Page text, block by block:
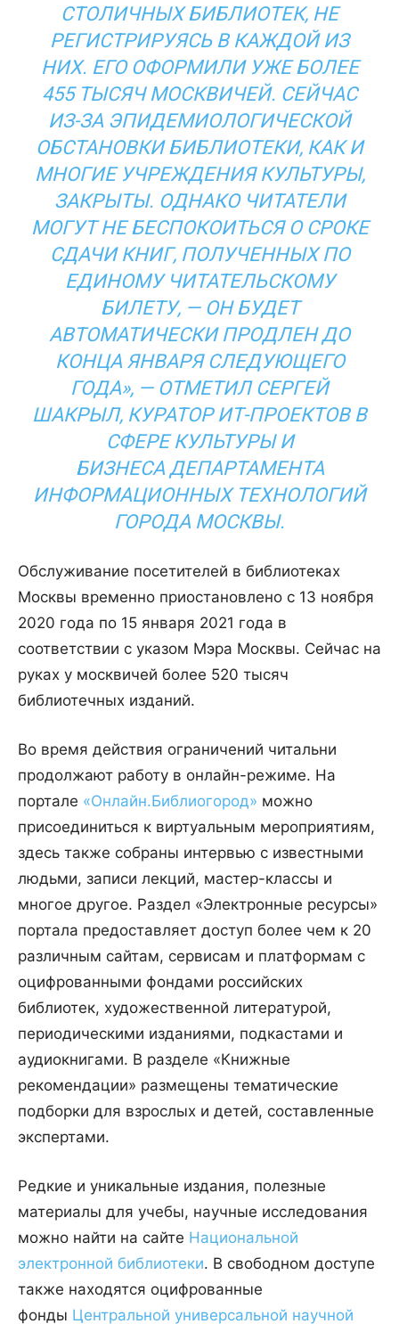
СТОЛИЧНЫХ БИБЛИОТЕК, НЕ
РЕГИСТРИРУЯСЬ В КАЖДОЙ ИЗ
НИХ. ЕГО ОФОРМИЛИ УЖЕ БОЛЕЕ
455 ТЫСЯЧ МОСКВИЧЕЙ. СЕЙЧАС
ИЗ-ЗА ЭПИДЕМИОЛОГИЧЕСКОЙ
ОБСТАНОВКИ БИБЛИОТЕКИ, КАК И
МНОГИЕ УЧРЕЖДЕНИЯ КУЛЬТУРЫ,
ЗАКРЫТЫ. ОДНАКО ЧИТАТЕЛИ
МОГУТ НЕ БЕСПОКОИТЬСЯ О СРОКЕ
СДАЧИ КНИГ, ПОЛУЧЕННЫХ ПО
ЕДИНОМУ ЧИТАТЕЛЬСКОМУ
БИЛЕТУ, — ОН БУДЕТ
АВТОМАТИЧЕСКИ ПРОДЛЕН ДО
КОНЦА ЯНВАРЯ СЛЕДУЮЩЕГО
ГОДА», — ОТМЕТИЛ СЕРГЕЙ
ШАКРЫЛ, КУРАТОР ИТ-ПРОЕКТОВ В
СФЕРЕ КУЛЬТУРЫ И
БИЗНЕСА ДЕПАРТАМЕНТА
ИНФОРМАЦИОННЫХ ТЕХНОЛОГИЙ
ГОРОДА МОСКВЫ.
Обслуживание посетителей в библиотеках
Москвы временно приостановлено с 13 ноября
2020 года по 15 января 2021 года в
соответствии с указом Мэра Москвы. Сейчас на
руках у москвичей более 520 тысяч
библиотечных изданий.
Во время действия ограничений читальни
продолжают работу в онлайн-режиме. На
портале «Онлайн.Библиогород» можно
присоединиться к виртуальным мероприятиям,
здесь также собраны интервью с известными
людьми, записи лекций, мастер-классы и
многое другое. Раздел «Электронные ресурсы»
портала предоставляет доступ более чем к 20
различным сайтам, сервисам и платформам с
оцифрованными фондами российских
библиотек, художественной литературой,
периодическими изданиями, подкастами и
аудиокнигами. В разделе «Книжные
рекомендации» размещены тематические
подборки для взрослых и детей, составленные
экспертами.
Редкие и уникальные издания, полезные
материалы для учебы, научные исследования
можно найти на сайте Национальной
электронной библиотеки. В свободном доступе
также находятся оцифрованные
фонды Центральной универсальной научной